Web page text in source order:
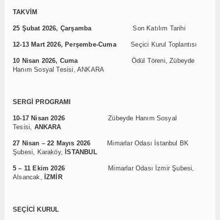
TAKVİM
25 Şubat 2026, ÇarşambaSon Katılım Tarihi
12-13 Mart 2026, Perşembe-CumaSeçici Kurul Toplantısı
10 Nisan 2026, Cuma Ödül Töreni, Zübeyde
Hanım Sosyal Tesisi, ANKARA
SERGİ PROGRAMI
10-17 Nisan 2026Zübeyde Hanım Sosyal
Tesisi, ANKARA
27 Nisan – 22 Mayıs 2026
Mimarlar Odası İstanbul BK
Şubesi, Karaköy,
İSTANBUL
5 – 11 Ekim 2026
Mimarlar Odası İzmir Şubesi,
Alsancak,
İZMİR
SEÇİCİ KURUL